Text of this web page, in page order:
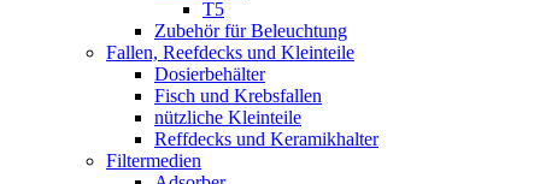
T5
Zubehör für Beleuchtung
Fallen, Reefdecks und Kleinteile
Dosierbehälter
Fisch und Krebsfallen
nützliche Kleinteile
Reffdecks und Keramikhalter
Filtermedien